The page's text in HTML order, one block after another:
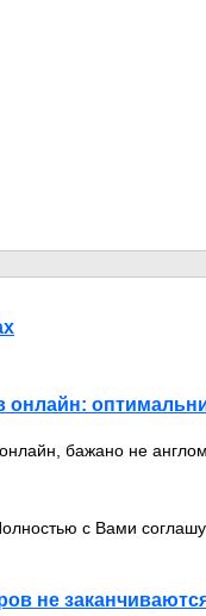
онлайн:
бажано не
с Вами
не